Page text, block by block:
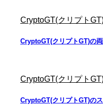
CryptoGT(クリプト
CryptoGT(クリプトGT)の
CryptoGT(クリプト
CryptoGT(クリプトGT)の